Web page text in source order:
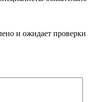
и ожидает проверки